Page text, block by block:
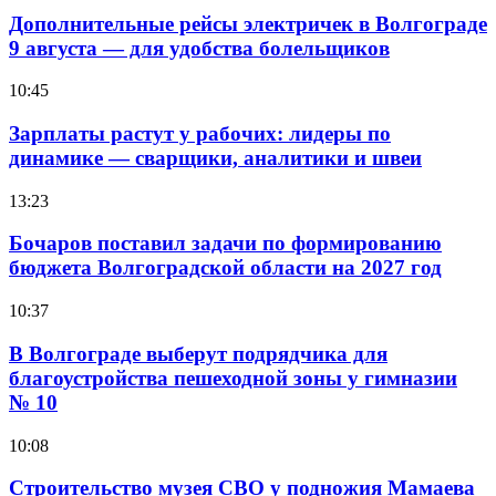
Дополнительные рейсы электричек в Волгограде
9 августа — для удобства болельщиков
10:45
Зарплаты растут у рабочих: лидеры по
динамике — сварщики, аналитики и швеи
13:23
Бочаров поставил задачи по формированию
бюджета Волгоградской области на 2027 год
10:37
В Волгограде выберут подрядчика для
благоустройства пешеходной зоны у гимназии
№ 10
10:08
Строительство музея СВО у подножия Мамаева